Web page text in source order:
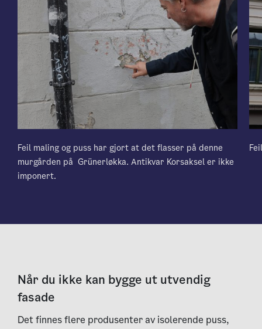
Feil maling og puss har gjort at det flasser på denne
murgården på Grünerløkka. Antikvar Korsaksel er ikke
imponert.
Når du ikke kan bygge ut utvendig
fasade
Det finnes flere produsenter av isolerende puss,